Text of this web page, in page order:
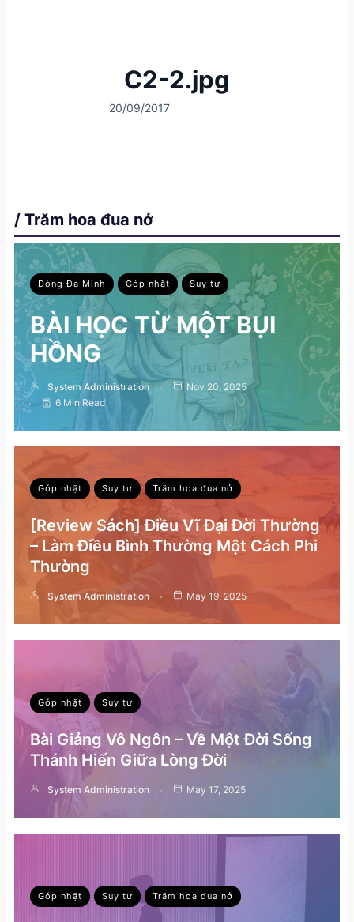
C2-2.jpg
20/09/2017
/ Trăm hoa đua nở
Dòng Đa Minh Góp nhặt Suy tư
BÀI HỌC TỪ MỘT BỤI
HỒNG
System Administration
Nov 20, 2025
6 Min Read
Góp nhặt Suy tư Trăm hoa đua nở
[Review Sách] Điều Vĩ Đại Đời Thường
– Làm Điều Bình Thường Một Cách Phi
Thường
System Administration May 19, 2025
Góp nhặt Suy tư
Bài Giảng Vô Ngôn – Về Một Đời Sống
Thánh Hiến Giữa Lòng Đời
System Administration May 17, 2025
Góp nhặt Suy tư Trăm hoa đua nở